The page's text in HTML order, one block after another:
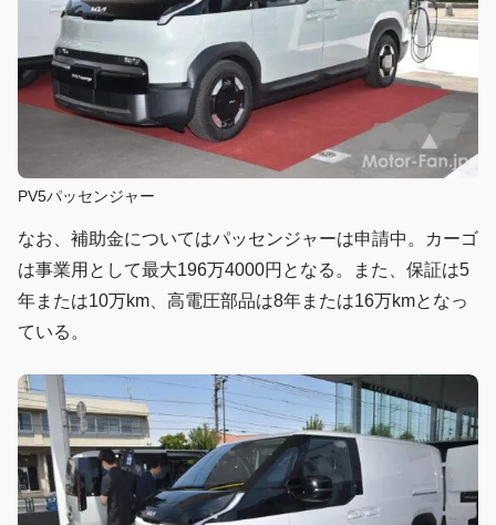
PV5パッセンジャー
なお、補助金についてはパッセンジャーは申請中。カーゴ
は事業用として最大196万4000円となる。また、保証は5
年または10万km、高電圧部品は8年または16万kmとなっ
ている。